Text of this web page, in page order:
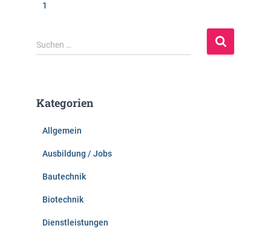
1
S
u
n
Suchen …
Kategorien
Allgemein
Ausbildung / Jobs
Bautechnik
Biotechnik
Dienstleistungen